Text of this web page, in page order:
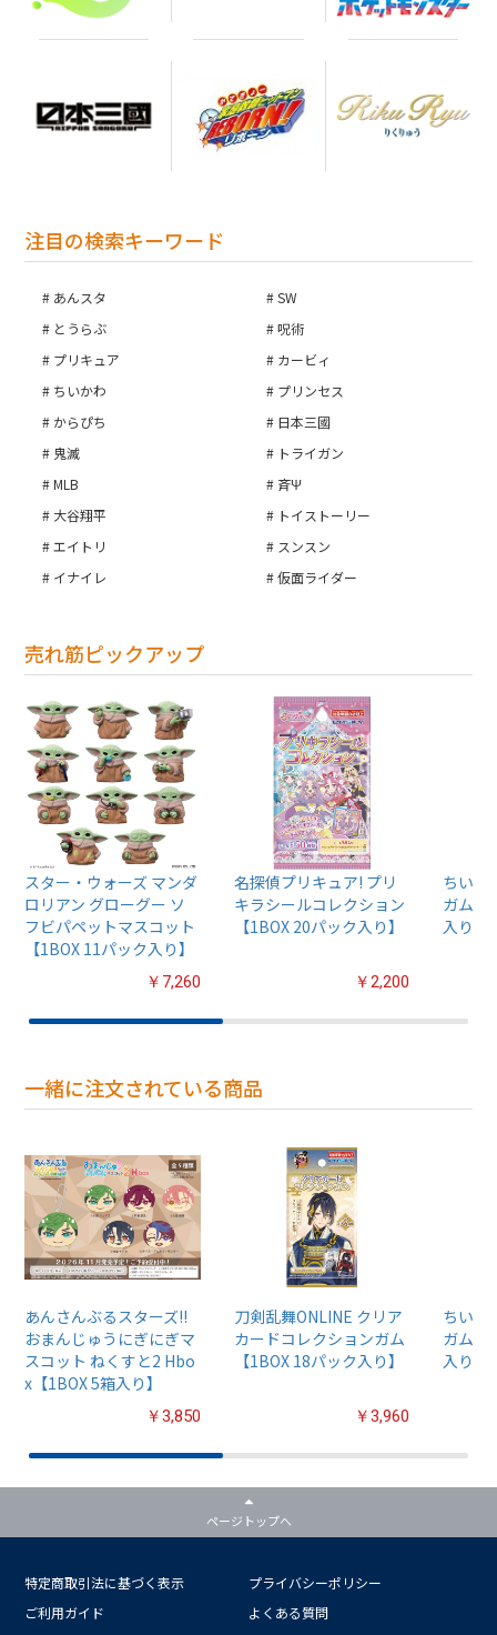
注目の検索キーワード
あんスタ
SW
とうらぶ
呪術
プリキュア
カービィ
ちいかわ
プリンセス
からぴち
日本三國
鬼滅
トライガン
MLB
斉Ψ
大谷翔平
トイストーリー
エイトリ
スンスン
イナイレ
仮面ライダー
売れ筋ピックアップ
スター・ウォーズ マンダ
ロリアン グローグー ソ
フビパペットマスコット
【1BOX 11パック入り】
￥7,260
名探偵プリキュア! プリ
キラシールコレクション
【1BOX 20パック入り】
￥2,200
ちいか
ガム4
入り】
一緒に注文されている商品
あんさんぶるスターズ!!
おまんじゅうにぎにぎマ
スコット ねくすと2 Hbo
x【1BOX 5箱入り】
￥3,850
刀剣乱舞ONLINE クリア
カードコレクションガム
【1BOX 18パック入り】
￥3,960
ちいか
ガム4
入り】
ページトップへ
特定商取引法に基づく表示
プライバシーポリシー
ご利用ガイド
よくある質問